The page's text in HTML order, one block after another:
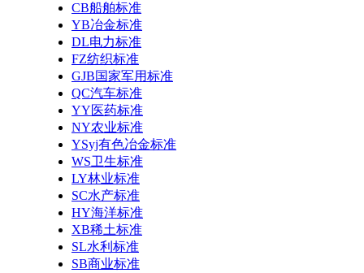
CB船舶标准
YB冶金标准
DL电力标准
FZ纺织标准
GJB国家军用标准
QC汽车标准
YY医药标准
NY农业标准
YSyj有色冶金标准
WS卫生标准
LY林业标准
SC水产标准
HY海洋标准
XB稀土标准
SL水利标准
SB商业标准